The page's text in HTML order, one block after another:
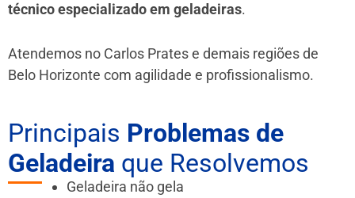
técnico especializado em geladeiras.
Atendemos no Carlos Prates e demais regiões de
Belo Horizonte com agilidade e profissionalismo.
Principais Problemas de
Geladeira que Resolvemos
Geladeira não gela